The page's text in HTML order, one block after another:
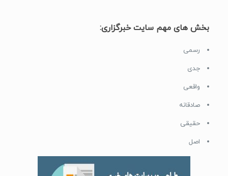
بخش های مهم سایت خبرگزاری:
رسمی
جدی
واقعی
صادقانه
حقیقی
اصل